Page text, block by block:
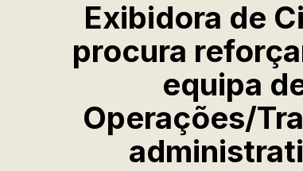
Exibidora de
procura
equipa
Operações/